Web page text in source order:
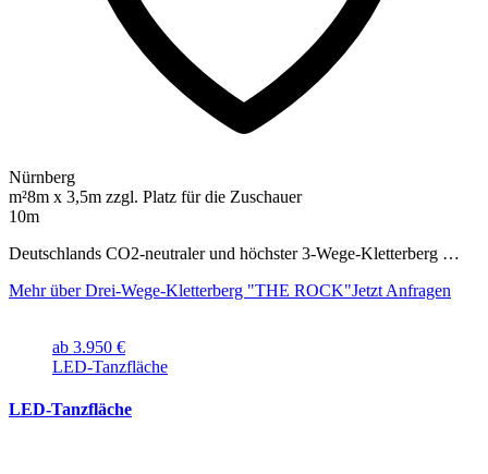
Nürnberg
m²8m x 3,5m zzgl. Platz für die Zuschauer
10m
Deutschlands CO2-neutraler und höchster 3-Wege-Kletterberg …
Mehr über Drei-Wege-Kletterberg "THE ROCK"Jetzt Anfragen
ab 3.950 €
LED-Tanzfläche
LED-Tanzfläche